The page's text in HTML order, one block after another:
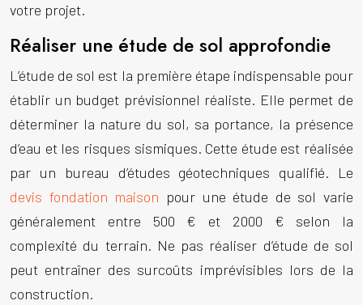
votre projet.
Réaliser une étude de sol approfondie
L’étude de sol est la première étape indispensable pour
établir un budget prévisionnel réaliste. Elle permet de
déterminer la nature du sol, sa portance, la présence
d’eau et les risques sismiques. Cette étude est réalisée
par un bureau d’études géotechniques qualifié. Le
devis fondation maison pour une étude de sol varie
généralement entre 500 € et 2000 € selon la
complexité du terrain. Ne pas réaliser d’étude de sol
peut entraîner des surcoûts imprévisibles lors de la
construction.